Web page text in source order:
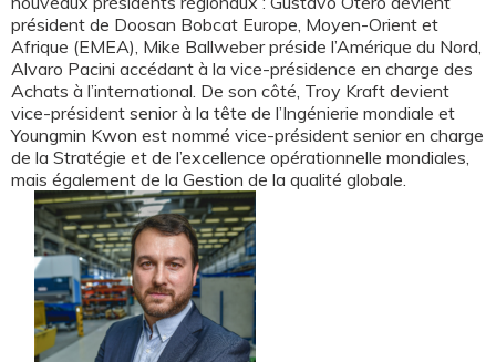
président de Doosan Bobcat Europe, Moyen-Orient et
Afrique (EMEA), Mike Ballweber préside l’Amérique du Nord,
Alvaro Pacini accédant à la vice-présidence en charge des
Achats à l’international. De son côté, Troy Kraft devient
vice-président senior à la tête de l’Ingénierie mondiale et
Youngmin Kwon est nommé vice-président senior en charge
de la Stratégie et de l’excellence opérationnelle mondiales,
mais également de la Gestion de la qualité globale.